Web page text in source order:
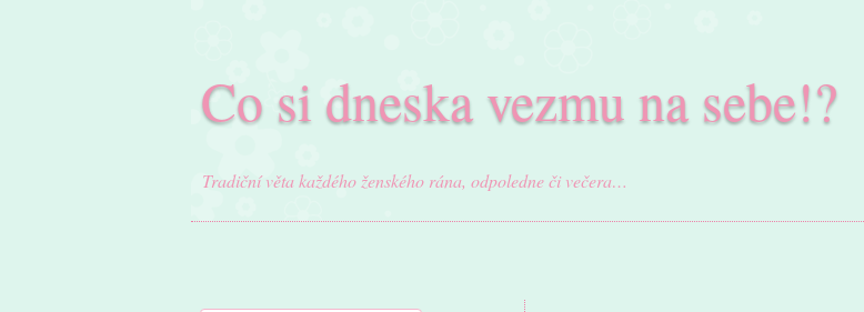
Co si dneska vezmu na sebe!?
Tradiční věta každého ženského rána, odpoledne či večera…